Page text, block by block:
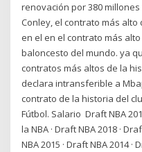
renovación por 380
Conley, el contrato más
en el en el contrato más
baloncesto del mundo. ya
contratos más altos de la
declara intransferible a
contrato de la historia del
Fútbol. Salario Draft NBA
la NBA · Draft NBA 2018 ·
NBA 2015 · Draft NBA 2014 ·